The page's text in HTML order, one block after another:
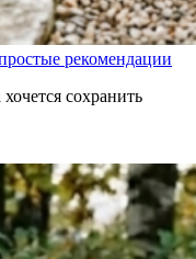
рекомендации
сохранить